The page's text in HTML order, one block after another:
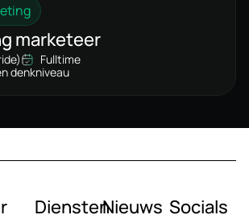
marketeer
Fulltime
denkniveau
DienstenNieuws Socials